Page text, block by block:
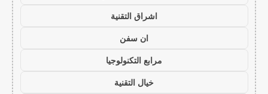
اشراق التقنية
ان سفن
مرابع التكنولوجيا
خيال التقنية